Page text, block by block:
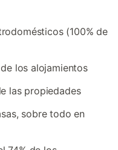
(100% de
los alojamientos
las propiedades
sobre todo en